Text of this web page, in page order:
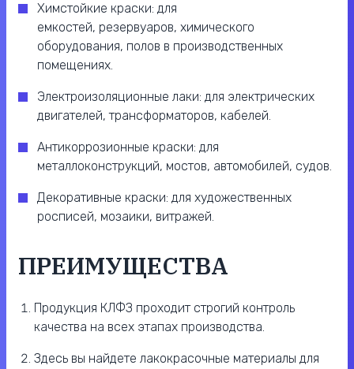
Химстойкие краски: для
емкостей, резервуаров, химического
оборудования, полов в производственных
помещениях.
Электроизоляционные лаки: для электрических
двигателей, трансформаторов, кабелей.
Антикоррозионные краски: для
металлоконструкций, мостов, автомобилей, судов.
Декоративные краски: для художественных
росписей, мозаики, витражей.
ПРЕИМУЩЕСТВА
Продукция КЛФЗ проходит строгий контроль
качества на всех этапах производства.
Здесь вы найдете лакокрасочные материалы для